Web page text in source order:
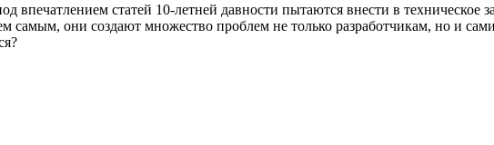
впечатлением статей 10-летней давности пытаются внести в техническое
самым, они создают множество проблем не только разработчикам, но и